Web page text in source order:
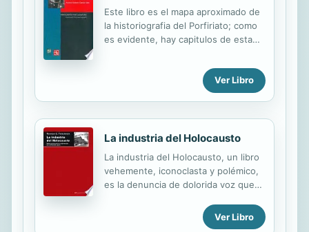
Este libro es el mapa aproximado de
la historiografia del Porfiriato; como
es evidente, hay capitulos de esta
ejemplo, la economia) y otros mas
bien flacos de preguntas y
respuestas. Y en todos los campos
menos firmes. Sobre este periodo
puede decirse: mujeres y hombres
Ver Libro
La industria del Holocausto
La industria del Holocausto, un libro
vehemente, iconoclasta y polémico,
es la denuncia de dolorida voz que
contra la explotación del sufrimiento
de las víctimas del Holocausto. En
Ver Libro